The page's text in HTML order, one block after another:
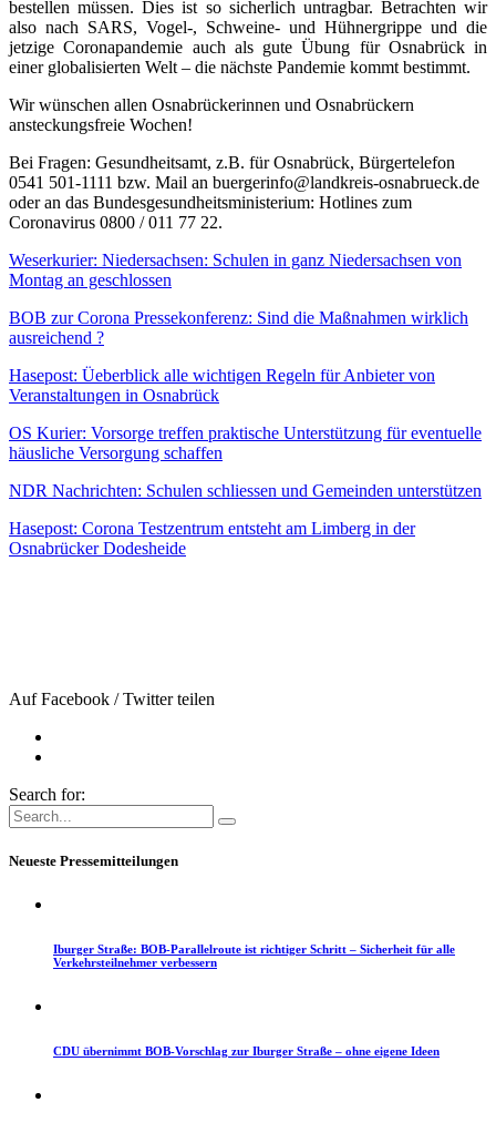
bestellen müssen. Dies ist so sicherlich untragbar. Betrachten wir
also nach SARS, Vogel-, Schweine- und Hühnergrippe und die
jetzige Coronapandemie auch als gute Übung für Osnabrück in
einer globalisierten Welt – die nächste Pandemie kommt bestimmt.
Wir wünschen allen Osnabrückerinnen und Osnabrückern
ansteckungsfreie Wochen!
Bei Fragen: Gesundheitsamt, z.B. für Osnabrück, Bürgertelefon
0541 501-1111 bzw. Mail an buergerinfo@landkreis-osnabrueck.de
oder an das Bundesgesundheitsministerium: Hotlines zum
Coronavirus 0800 / 011 77 22.
Weserkurier: Niedersachsen: Schulen in ganz Niedersachsen von
Montag an geschlossen
BOB zur Corona Pressekonferenz: Sind die Maßnahmen wirklich
ausreichend ?
Hasepost: Üeberblick alle wichtigen Regeln für Anbieter von
Veranstaltungen in Osnabrück
OS Kurier: Vorsorge treffen praktische Unterstützung für eventuelle
häusliche Versorgung schaffen
NDR Nachrichten: Schulen schliessen und Gemeinden unterstützen
Hasepost: Corona Testzentrum entsteht am Limberg in der
Osnabrücker Dodesheide
Auf Facebook / Twitter teilen
Search for:
Neueste Pressemitteilungen
Iburger Straße: BOB-Parallelroute ist richtiger Schritt – Sicherheit für alle
Verkehrsteilnehmer verbessern
CDU übernimmt BOB-Vorschlag zur Iburger Straße – ohne eigene Ideen